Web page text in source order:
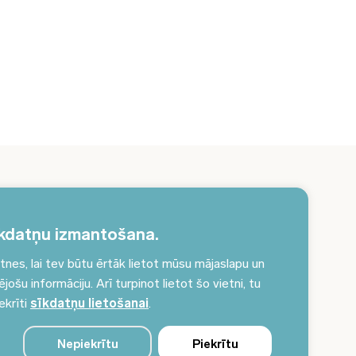
izmantošana.
lai tev būtu ērtāk lietot mūsu mājaslapu un
informāciju. Arī turpinot lietot šo vietni, tu
sīkdatņu lietošanai.
Nepiekrītu Piekrītu
savā e-pastā!
Pieteikties jaunumiem